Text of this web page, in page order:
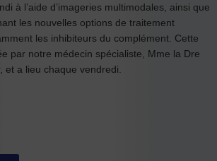
à l’aide d’imageries multimodales, ainsi que
les nouvelles options de traitement
les inhibiteurs du complément. Cette
par notre médecin spécialiste, Mme la Dre
et a lieu chaque vendredi.